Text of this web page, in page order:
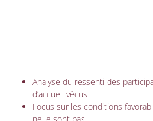
Analyse du ressenti des
d’accueil vécus
Focus sur les conditions
ne le sont pas